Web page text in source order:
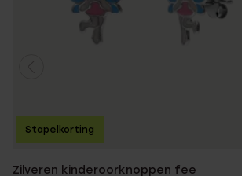
Zilveren kinderoorknoppen fee
Stapelkorting